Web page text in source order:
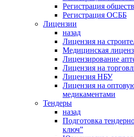
Регистрация
Регистрация ОСББ
Лицензии
назад
Лицензия на
Медицинская
Лицензирование
Лицензия на
Лицензия НБУ
Лицензия на
медикаментами
Тендеры
назад
Подготовка
ключ”